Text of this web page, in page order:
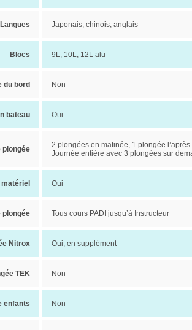
Langues Japonais, chinois, anglais
Blocs 9L, 10L, 12L alu
du bord Non
bateau Oui
plongée
2 plongées en matinée, 1 plongée
Journée entière avec 3 plongées sur
Oui
plongée Tous cours PADI jusqu’à Instructeur
Nitrox Oui, en supplément
TEK Non
enfants Non